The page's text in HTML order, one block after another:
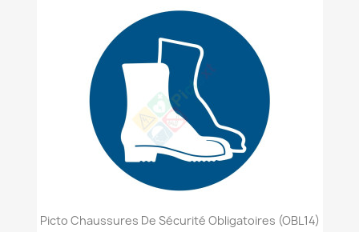
Picto Chaussures De Sécurité Obligatoires (OBL14)